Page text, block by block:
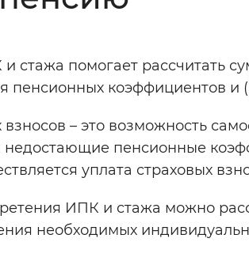
Выключены
Воспроизвести
стажа помогает рассчитать
пенсионных коэффициентов и
– это возможность
недостающие пенсионные
уплата страховых
ИПК и стажа можно
необходимых